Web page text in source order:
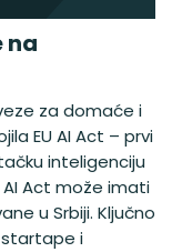
na
za domaće i
EU AI Act – prvi
inteligenciju
AI Act može imati
u Srbiji. Ključno
i